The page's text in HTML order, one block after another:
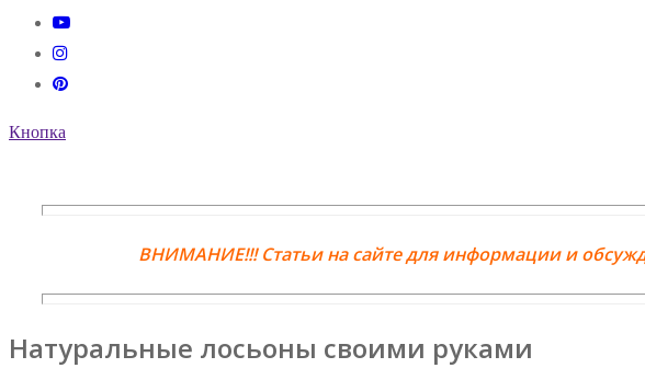
Кнопка
ВНИМАНИЕ!!! Статьи на сайте для информации и
Натуральные лосьоны своими руками